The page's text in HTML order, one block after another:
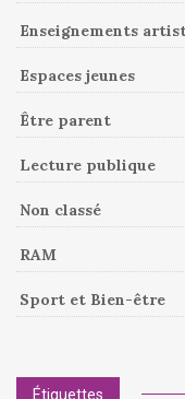
Enseignements
Espaces jeunes
Être parent
Lecture publique
Non classé
RAM
Sport et Bien-être
Étiquettes